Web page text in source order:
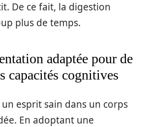
De ce fait, la digestion
plus de temps.
adaptée pour de
capacités cognitives
un esprit sain dans un corps
En adoptant une